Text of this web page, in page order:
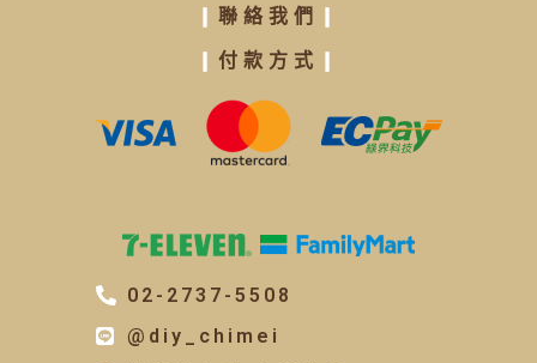
聯絡我們
付款方式
02-2737-5508
@diy_chimei